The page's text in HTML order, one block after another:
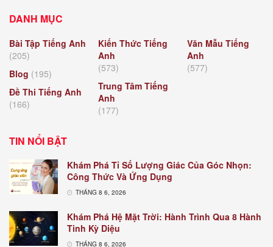
DANH MỤC
Bài Tập Tiếng Anh
(205)
Blog (195)
Đề Thi Tiếng Anh
(166)
Kiến Thức Tiếng
Anh
(573)
Trung Tâm Tiếng
Anh
(177)
Văn Mẫu Tiếng
Anh
(577)
TIN NỔI BẬT
Khám Phá Tỉ Số Lượng Giác Của Góc Nhọn:
Công Thức Và Ứng Dụng
THÁNG 8 6, 2026
Khám Phá Hệ Mặt Trời: Hành Trình Qua 8 Hành
Tinh Kỳ Diệu
THÁNG 8 6, 2026